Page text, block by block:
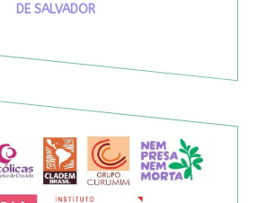
DE SALVADOR